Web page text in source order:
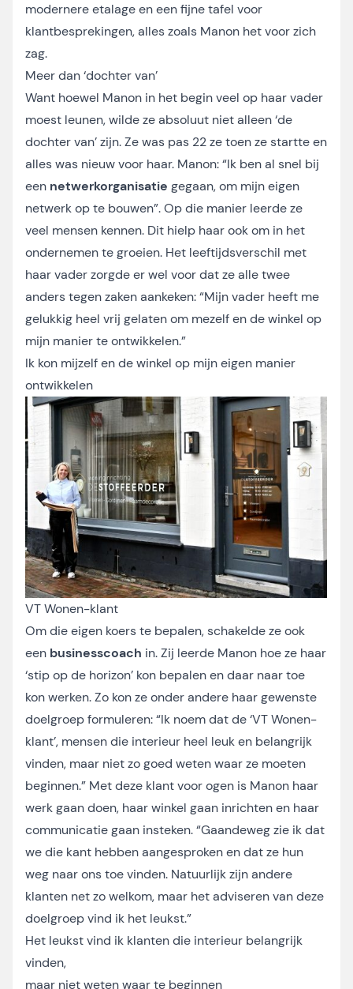
modernere etalage en een fijne tafel voor
klantbesprekingen, alles zoals Manon het voor zich
zag.
Meer dan ‘dochter van’
Want hoewel Manon in het begin veel op haar vader
moest leunen, wilde ze absoluut niet alleen ‘de
dochter van’ zijn. Ze was pas 22 ze toen ze startte en
alles was nieuw voor haar. Manon: “Ik ben al snel bij
een netwerkorganisatie gegaan, om mijn eigen
netwerk op te bouwen”. Op die manier leerde ze
veel mensen kennen. Dit hielp haar ook om in het
ondernemen te groeien. Het leeftijdsverschil met
haar vader zorgde er wel voor dat ze alle twee
anders tegen zaken aankeken: “Mijn vader heeft me
gelukkig heel vrij gelaten om mezelf en de winkel op
mijn manier te ontwikkelen.”
Ik kon mijzelf en de winkel op mijn eigen manier
ontwikkelen
VT Wonen-klant
Om die eigen koers te bepalen, schakelde ze ook
een businesscoach in. Zij leerde Manon hoe ze haar
‘stip op de horizon’ kon bepalen en daar naar toe
kon werken. Zo kon ze onder andere haar gewenste
doelgroep formuleren: “Ik noem dat de ‘VT Wonen-
klant’, mensen die interieur heel leuk en belangrijk
vinden, maar niet zo goed weten waar ze moeten
beginnen.” Met deze klant voor ogen is Manon haar
werk gaan doen, haar winkel gaan inrichten en haar
communicatie gaan insteken. “Gaandeweg zie ik dat
we die kant hebben aangesproken en dat ze hun
weg naar ons toe vinden. Natuurlijk zijn andere
klanten net zo welkom, maar het adviseren van deze
doelgroep vind ik het leukst.”
Het leukst vind ik klanten die interieur belangrijk
vinden,
maar niet weten waar te beginnen